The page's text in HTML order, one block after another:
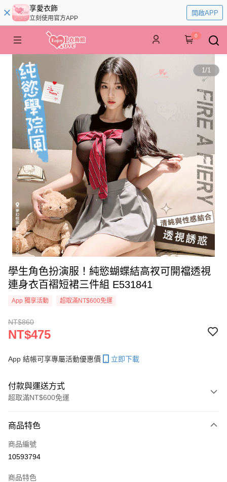
享愛衣飾
立刻使用官方APP
開啟APP
0
1/1
學生角色扮演服！純慾蝴蝶結高衩可開襠透視
連身衣百褶短裙三件組 E531841
App 獨享活動 超取滿NT$600免運
NT$860
NT$475
App 結帳可享專屬活動優惠價 立即下載
付款與運送方式
超取滿NT$600免運
信用卡一次付款
超商取貨付款
商品特色
商品編號
10593794
商品特色